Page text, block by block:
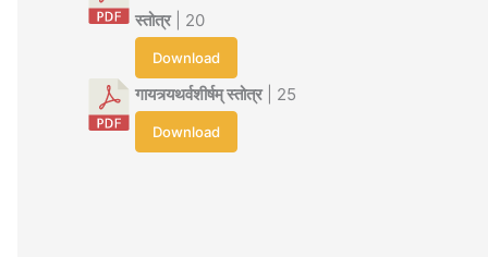
स्तोत्र| 20
Download
गायत्र्यथर्वशीर्षम् स्तोत्र| 25
Download